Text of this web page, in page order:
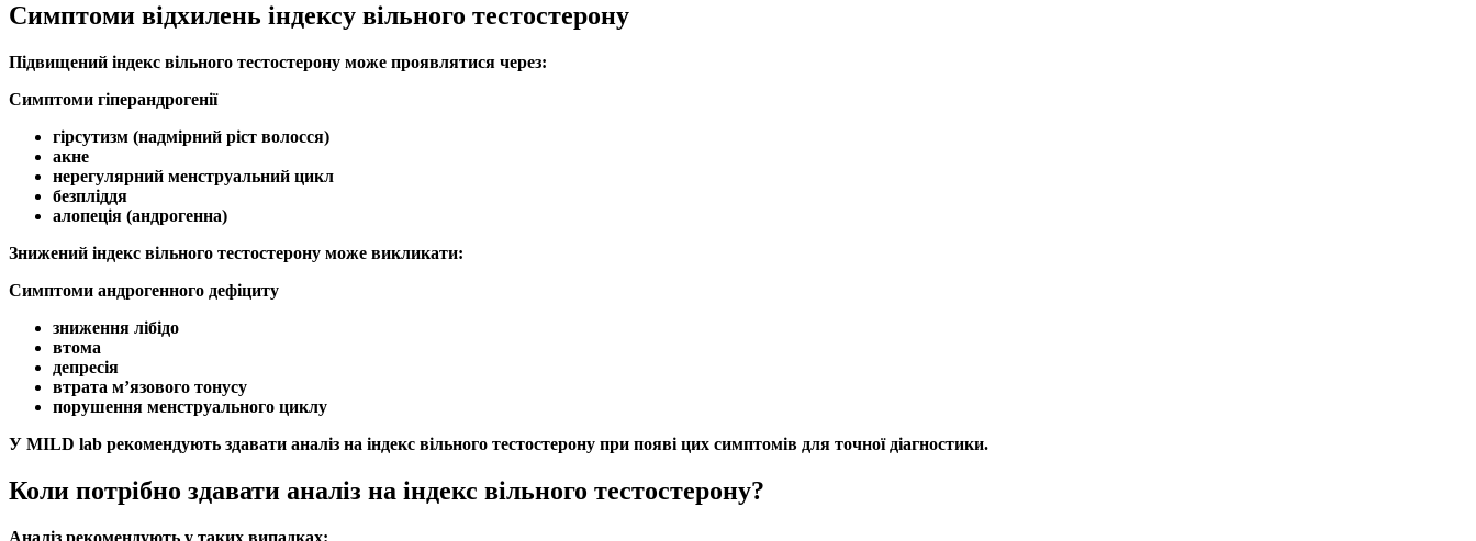
Симптоми відхилень індексу вільного тестостерону
Підвищений індекс вільного тестостерону може проявлятися через:
Симптоми гіперандрогенії
гірсутизм (надмірний ріст волосся)
акне
нерегулярний менструальний цикл
безпліддя
алопеція (андрогенна)
Знижений індекс вільного тестостерону може викликати:
Симптоми андрогенного дефіциту
зниження лібідо
втома
депресія
втрата м’язового тонусу
порушення менструального циклу
У MILD lab рекомендують здавати аналіз на індекс вільного тестостерону при появі цих симптомів для точної діагностики.
Коли потрібно здавати аналіз на індекс вільного тестостерону?